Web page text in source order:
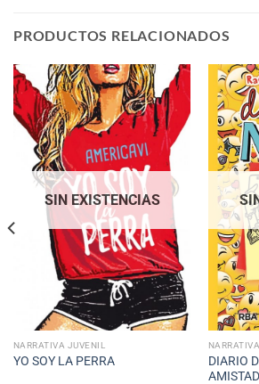
PRODUCTOS RELACIONADOS
SIN EXISTENCIAS
NARRATIVA JUVENIL
YO SOY LA PERRA
DIARIO